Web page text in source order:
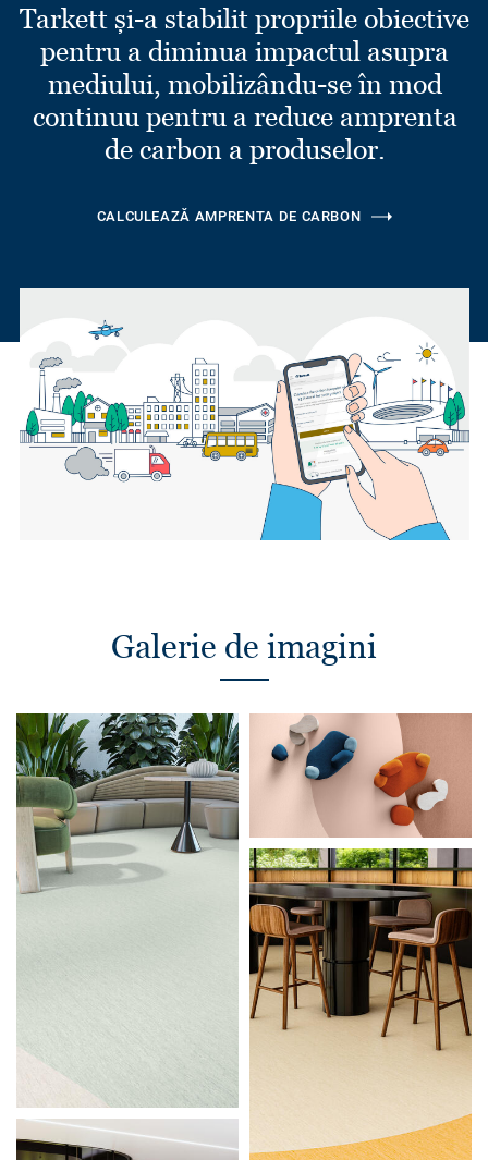
Tarkett și-a stabilit propriile obiective
pentru a diminua impactul asupra
mediului, mobilizându-se în mod
continuu pentru a reduce amprenta
de carbon a produselor.
CALCULEAZĂ AMPRENTA DE CARBON
Galerie de imagini